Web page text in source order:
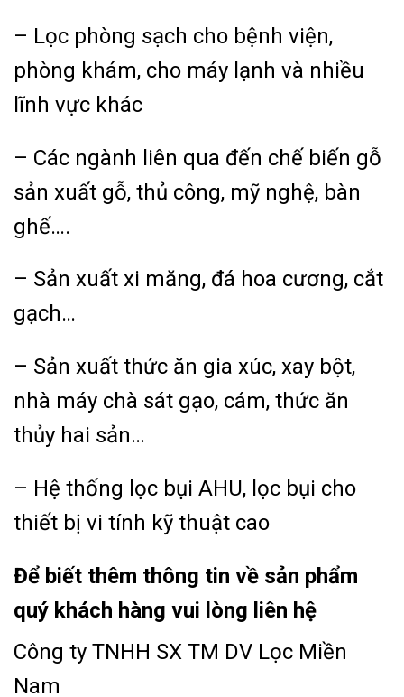
– Lọc phòng sạch cho bệnh viện,
phòng khám, cho máy lạnh và nhiều
lĩnh vực khác
– Các ngành liên qua đến chế biến gỗ
sản xuất gỗ, thủ công, mỹ nghệ, bàn
ghế….
– Sản xuất xi măng, đá hoa cương, cắt
gạch…
– Sản xuất thức ăn gia xúc, xay bột,
nhà máy chà sát gạo, cám, thức ăn
thủy hai sản…
– Hệ thống lọc bụi AHU, lọc bụi cho
thiết bị vi tính kỹ thuật cao
Để biết thêm thông tin về sản phẩm
quý khách hàng vui lòng liên hệ
Công ty TNHH SX TM DV Lọc Miền
Nam